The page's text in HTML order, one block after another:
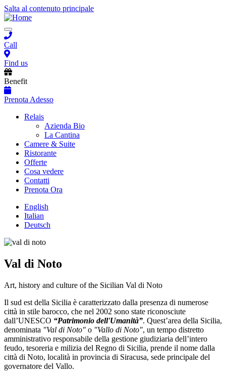
Salta al contenuto principale
Toggle
navigation
Call
Find us
Benefit
Prenota Adesso
Main
navigation
Relais
Azienda Bio
La Cantina
Camere & Suite
Ristorante
Offerte
Cosa vedere
Contatti
Prenota Ora
English
Italian
Deutsch
Val di Noto
Art, history and culture of the Sicilian Val di Noto
Il sud est della Sicilia è caratterizzato dalla presenza di numerose
città in stile barocco, che nel 2002 sono state riconosciute
dall’UNESCO “Patrimonio dell'Umanità”. Quest’area della Sicilia,
denominata "Val di Noto" o "Vallo di Noto", un tempo distretto
amministrativo responsabile della gestione giudiziaria dell’intero
feudo, tesoreria e milizia del Regno di Sicilia, prende il nome dalla
città di Noto, località in provincia di Siracusa, sede principale del
governatore del Vallo.